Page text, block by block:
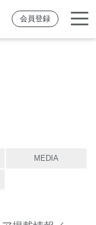
会員登録
MEDIA